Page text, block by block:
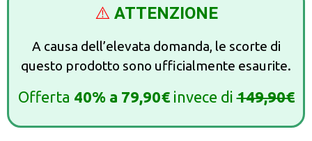
⚠️ ATTENZIONE
A causa dell’elevata domanda, le scorte di
questo prodotto sono ufficialmente esaurite.
Offerta 40%a 79,90€ invece di149,90€